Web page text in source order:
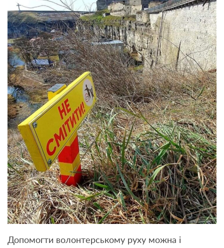
Допомогти волонтерському руху можна і